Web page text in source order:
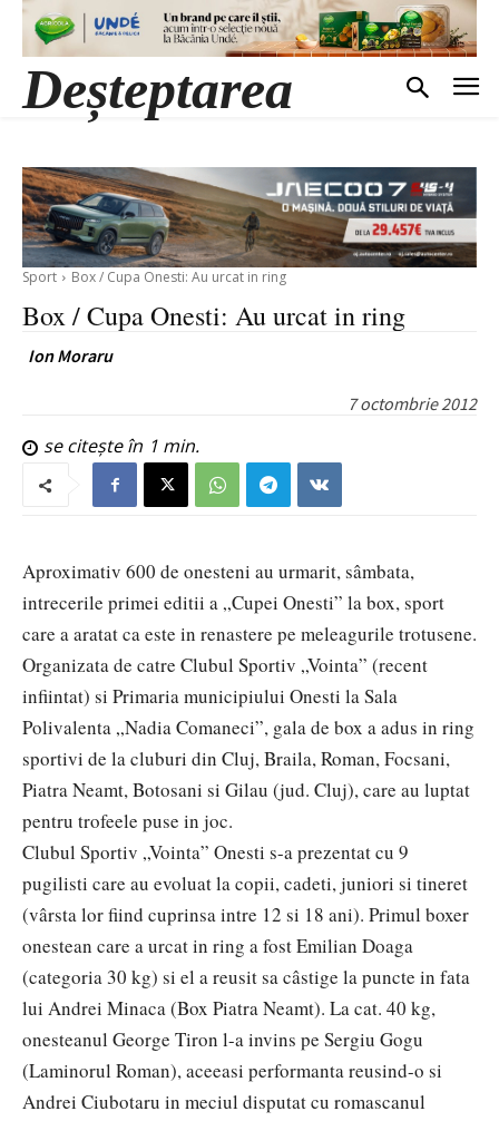
Deșteptarea
Sport Box / Cupa Onesti: Au urcat in ring
Box / Cupa Onesti: Au urcat in ring
Ion Moraru
7 octombrie 2012
se citește în 1 min.
Aproximativ 600 de onesteni au urmarit, sâmbata,
intrecerile primei editii a „Cupei Onesti” la box, sport
care a aratat ca este in renastere pe meleagurile trotusene.
Organizata de catre Clubul Sportiv „Vointa” (recent
infiintat) si Primaria municipiului Onesti la Sala
Polivalenta „Nadia Comaneci”, gala de box a adus in ring
sportivi de la cluburi din Cluj, Braila, Roman, Focsani,
Piatra Neamt, Botosani si Gilau (jud. Cluj), care au luptat
pentru trofeele puse in joc.
Clubul Sportiv „Vointa” Onesti s-a prezentat cu 9
pugilisti care au evoluat la copii, cadeti, juniori si tineret
(vârsta lor fiind cuprinsa intre 12 si 18 ani). Primul boxer
onestean care a urcat in ring a fost Emilian Doaga
(categoria 30 kg) si el a reusit sa câstige la puncte in fata
lui Andrei Minaca (Box Piatra Neamt). La cat. 40 kg,
onesteanul George Tiron l-a invins pe Sergiu Gogu
(Laminorul Roman), aceeasi performanta reusind-o si
Andrei Ciubotaru in meciul disputat cu romascanul